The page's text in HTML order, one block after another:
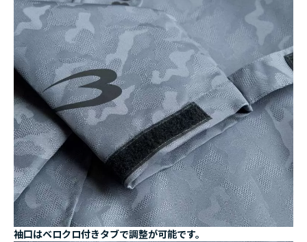
袖口はベロクロ付きタブで調整が可能です。